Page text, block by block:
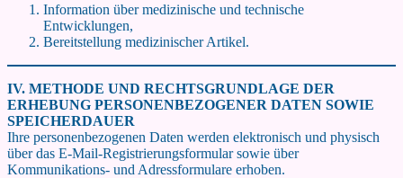
Information über medizinische und technische
Entwicklungen,
Bereitstellung medizinischer Artikel.
IV. METHODE UND RECHTSGRUNDLAGE DER
ERHEBUNG PERSONENBEZOGENER DATEN SOWIE
SPEICHERDAUER
Ihre personenbezogenen Daten werden elektronisch und physisch
über das E-Mail-Registrierungsformular sowie über
Kommunikations- und Adressformulare erhoben.